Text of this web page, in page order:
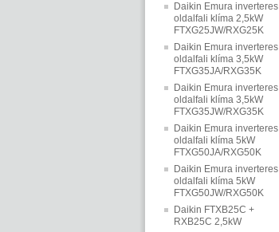
Daikin Emura inverteres
oldalfali klíma 2,5kW
FTXG25JW/RXG25K
Daikin Emura inverteres
oldalfali klíma 3,5kW
FTXG35JA/RXG35K
Daikin Emura inverteres
oldalfali klíma 3,5kW
FTXG35JW/RXG35K
Daikin Emura inverteres
oldalfali klíma 5kW
FTXG50JA/RXG50K
Daikin Emura inverteres
oldalfali klíma 5kW
FTXG50JW/RXG50K
Daikin FTXB25C +
RXB25C 2,5kW